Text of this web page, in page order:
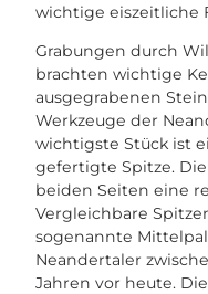
wichtige eiszeitliche
Grabungen durch
brachten wichtige
ausgegrabenen
Werkzeuge der
wichtigste Stück ist
gefertigte Spitze.
beiden Seiten eine
Vergleichbare
sogenannte
Neandertaler
Jahren vor heute.